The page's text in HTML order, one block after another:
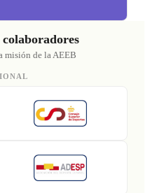
misión de la AEEB